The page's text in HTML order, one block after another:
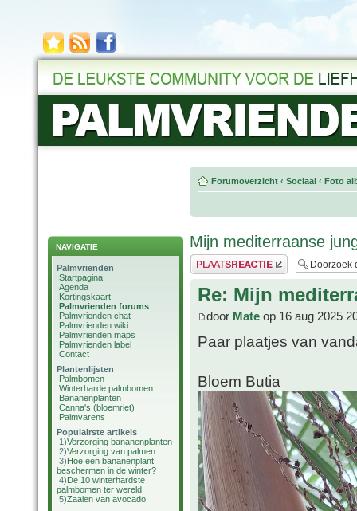
NAVIGATIE
Palmvrienden
Startpagina
Agenda
Kortingskaart
Palmvrienden forums
Palmvrienden chat
Palmvrienden wiki
Palmvrienden maps
Palmvrienden label
Contact
Plantenlijsten
Palmbomen
Winterharde palmbomen
Bananenplanten
Canna's (bloemriet)
Palmvarens
Populairste artikels
1)Verzorging bananenplanten
2)Verzorging van palmen
3)Hoe een bananenplant
beschermen in de winter?
4)De 10 winterhardste
palmbomen ter wereld
5)Zaaien van avocado
Forumoverzicht ‹ Sociaal ‹ Foto
Mijn mediterraanse
Plaats een reactie
Re: Mijn
door Mate op 16 aug 2025
Paar plaatjes van
Bloem Butia